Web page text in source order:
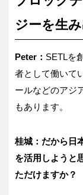
ジーを生
Peter： SETLを
者として働いて
ールなどのアジ
もあります。
桂城：だから日
を活用しようと
ただけますか？